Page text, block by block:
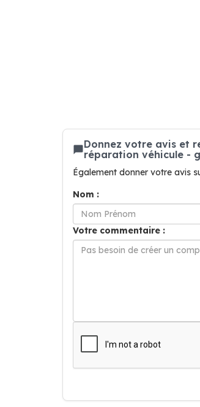
Donnez votre avis et
réparation véhicule -
Également donner votre avis
Nom :
Votre commentaire :